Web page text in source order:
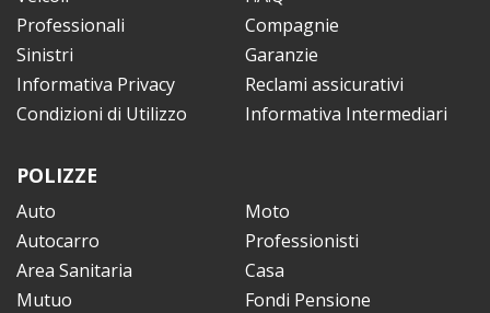
Professionali
Compagnie
Sinistri
Garanzie
Informativa Privacy
Reclami assicurativi
Condizioni di Utilizzo
Informativa Intermediari
POLIZZE
Auto
Moto
Autocarro
Professionisti
Area Sanitaria
Casa
Mutuo
Fondi Pensione